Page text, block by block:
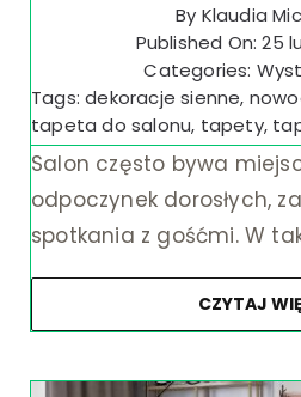
By Klaudia
Published On: 25
Categories:
Tags:dekoracje sienne,
tapeta do salonu, tapety,
Salon często bywa
odpoczynek dorosłych,
spotkania z gośćmi. W
CZYTAJ